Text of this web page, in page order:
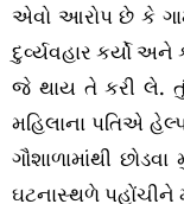
એવો આરોપ છે કે
દુર્વ્યવહાર કર્યો
જે થાય તે કરી લે.
મહિલાના પતિએ
ગૌશાળામાંથી
ઘટનાસ્થળે પહોંચીને